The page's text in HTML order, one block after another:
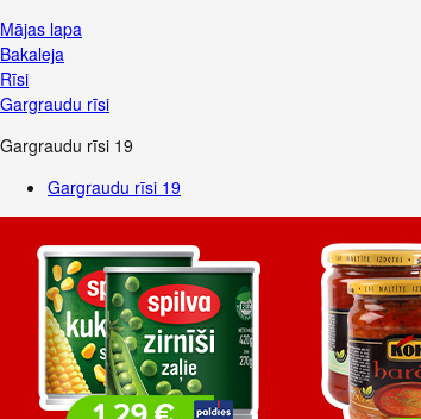
Mājas lapa
Bakaleja
Rīsi
Gargraudu rīsi
Gargraudu rīsi 19
Gargraudu rīsi 19